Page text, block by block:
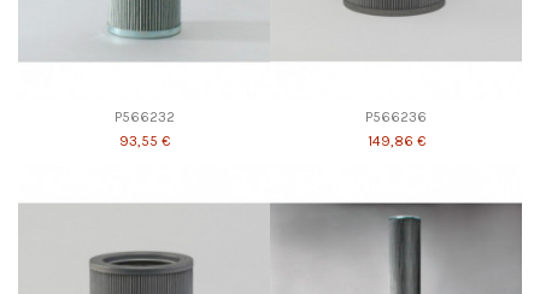
P566232
93,55 €
P566236
149,86 €